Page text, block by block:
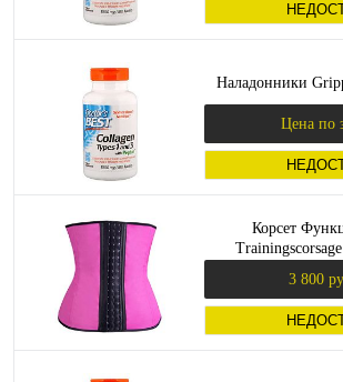
Наладонники
Цена по
Корсет
3 800